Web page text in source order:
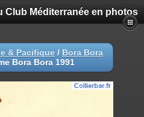
Club Méditerranée en photos
& Pacifique / Bora Bora
Bora Bora 1991